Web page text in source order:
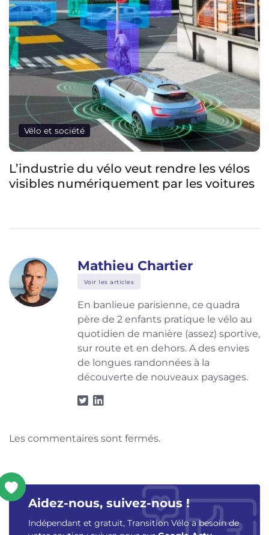
Vélo et société
L’industrie du vélo veut rendre les vélos
visibles numériquement par les voitures
Mathieu Chartier
Voir les articles
En banlieue parisienne, ce quadra
père de 2 enfants pratique le vélo au
quotidien de manière (assez) sportive,
sur route et en dehors. A des envies
de longues randonnées à la
découverte de nouveaux paysages.
Les commentaires sont fermés.
Aidez-nous, suivez-nous !
Indépendant et gratuit, Transition Vélo a besoin de